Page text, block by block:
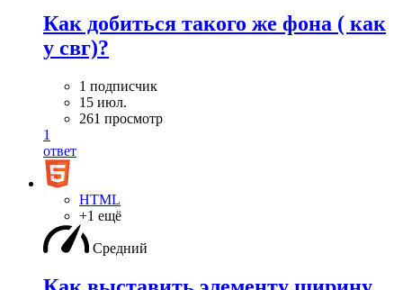
Как добиться такого же фона ( как
у свг)?
1 подписчик
15 июл.
261 просмотр
1
ответ
HTML
+1 ещё
Средний